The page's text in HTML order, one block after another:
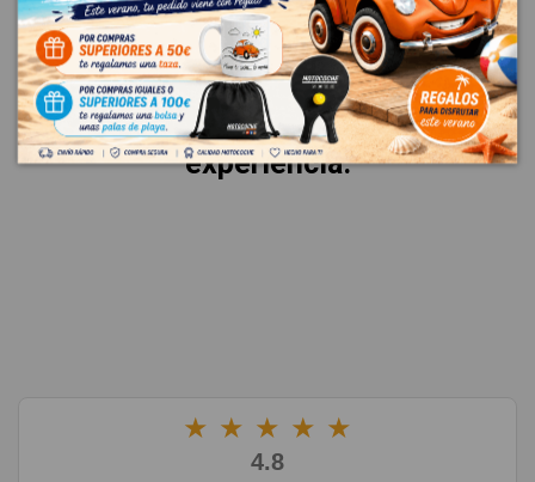
La mejor garantía es la voz de
nuestros clientes.
Esto es lo que dicen sobre su
experiencia.
★ ★ ★ ★ ★
4.8